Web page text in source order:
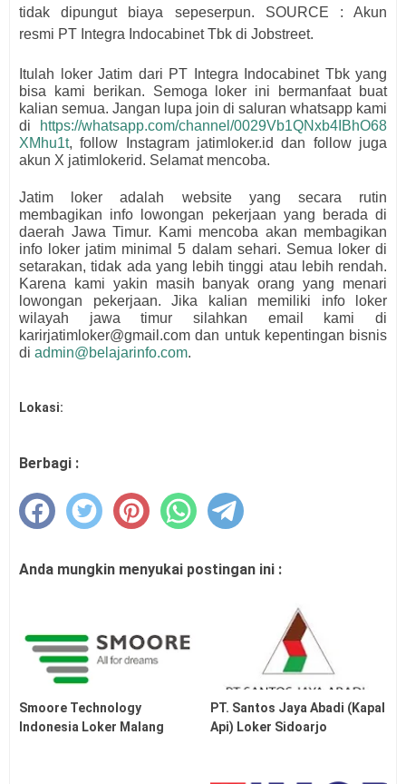
tidak dipungut biaya sepeserpun. SOURCE : Akun
resmi PT Integra Indocabinet Tbk di Jobstreet.
Itulah loker Jatim dari PT Integra Indocabinet Tbk yang
bisa kami berikan. Semoga loker ini bermanfaat buat
kalian semua. Jangan lupa join di saluran whatsapp kami
di
https://whatsapp.com/channel/0029Vb1QNxb4IBhO68
XMhu1t, follow Instagram jatimloker.id dan follow juga
akun X jatimlokerid. Selamat mencoba.
Jatim loker adalah website yang secara rutin
membagikan info lowongan pekerjaan yang berada di
daerah Jawa Timur. Kami mencoba akan membagikan
info loker jatim minimal 5 dalam sehari. Semua loker di
setarakan, tidak ada yang lebih tinggi atau lebih rendah.
Karena kami yakin masih banyak orang yang menari
lowongan pekerjaan. Jika kalian memiliki info loker
wilayah jawa timur silahkan email kami di
karirjatimloker@gmail.com dan untuk kepentingan bisnis
di admin@belajarinfo.com.
Lokasi:
Berbagi :
Anda mungkin menyukai postingan ini :
Smoore Technology
Indonesia Loker Malang
PT. Santos Jaya Abadi (Kapal
Api) Loker Sidoarjo